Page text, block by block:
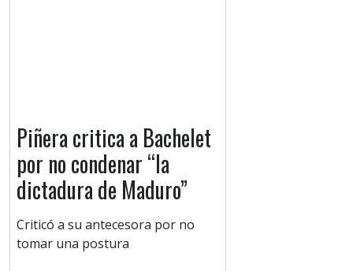
Piñera critica a Bachelet
por no condenar “la
dictadura de Maduro”
Criticó a su antecesora por no
tomar una postura